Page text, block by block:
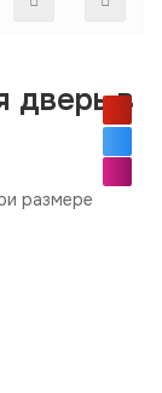
дверь в
размере